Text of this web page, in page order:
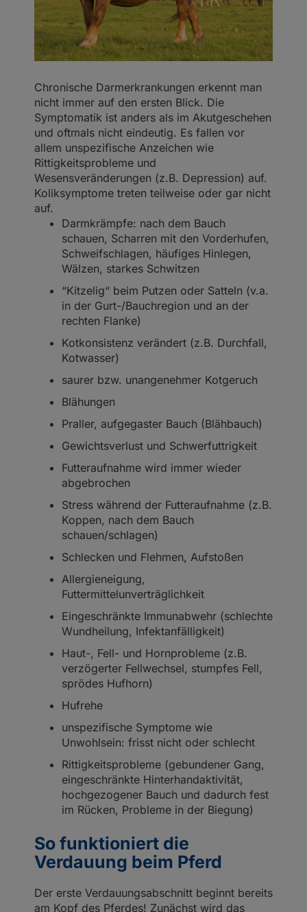
Chronische Darmerkrankungen erkennt man
nicht immer auf den ersten Blick. Die
Symptomatik ist anders als im Akutgeschehen
und oftmals nicht eindeutig. Es fallen vor
allem unspezifische Anzeichen wie
Rittigkeitsprobleme und
Wesensveränderungen (z.B. Depression) auf.
Koliksymptome treten teilweise oder gar nicht
auf.
Darmkrämpfe: nach dem Bauch
schauen, Scharren mit den Vorderhufen,
Schweifschlagen, häufiges Hinlegen,
Wälzen, starkes Schwitzen
“Kitzelig“ beim Putzen oder Satteln (v.a.
in der Gurt-/Bauchregion und an der
rechten Flanke)
Kotkonsistenz verändert (z.B. Durchfall,
Kotwasser)
saurer bzw. unangenehmer Kotgeruch
Blähungen
Praller, aufgegaster Bauch (Blähbauch)
Gewichtsverlust und Schwerfuttrigkeit
Futteraufnahme wird immer wieder
abgebrochen
Stress während der Futteraufnahme (z.B.
Koppen, nach dem Bauch
schauen/schlagen)
Schlecken und Flehmen, Aufstoßen
Allergieneigung,
Futtermittelunverträglichkeit
Eingeschränkte Immunabwehr (schlechte
Wundheilung, Infektanfälligkeit)
Haut-, Fell- und Hornprobleme (z.B.
verzögerter Fellwechsel, stumpfes Fell,
sprödes Hufhorn)
Hufrehe
unspezifische Symptome wie
Unwohlsein: frisst nicht oder schlecht
Rittigkeitsprobleme (gebundener Gang,
eingeschränkte Hinterhandaktivität,
hochgezogener Bauch und dadurch fest
im Rücken, Probleme in der Biegung)
So funktioniert die
Verdauung beim Pferd
Der erste Verdauungsabschnitt beginnt bereits
am Kopf des Pferdes! Zunächst wird das